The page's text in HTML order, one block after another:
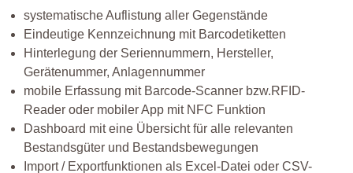
systematische Auflistung aller Gegenstände
Eindeutige Kennzeichnung mit Barcodetiketten
Hinterlegung der Seriennummern, Hersteller,
Gerätenummer, Anlagennummer
mobile Erfassung mit Barcode-Scanner bzw.RFID-
Reader oder mobiler App mit NFC Funktion
Dashboard mit eine Übersicht für alle relevanten
Bestandsgüter und Bestandsbewegungen
Import / Exportfunktionen als Excel-Datei oder CSV-